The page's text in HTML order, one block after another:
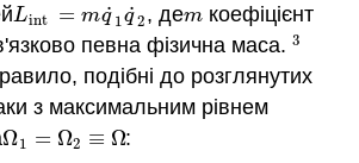
Lint = mq
˙1q
˙2
Lint =mq˙1q˙2, деm
m коефіцієнт
певна фізична маса. 3
3
подібні до розглянутих
з максимальним рівнем
Ω1 = Ω2 ≡ Ω
Ω1 =Ω2≡ Ω :